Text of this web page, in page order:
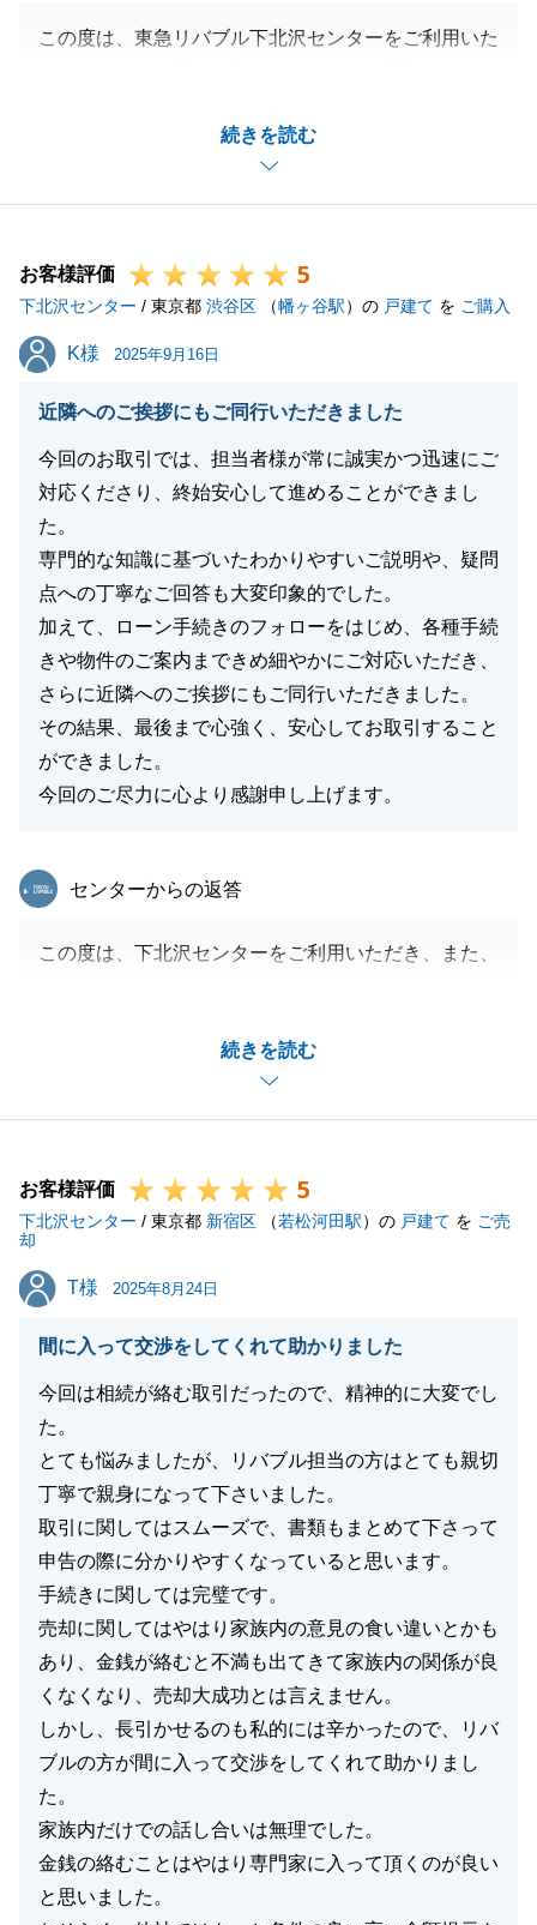
続きを読む
この度は、東急リバブル下北沢センターをご利用いた
ご相談いただいてから約２年。販売開始してから約９
いろいろとありましたが最終的には一番良い買主様に
今後もまた、何かありましたらいつでもお声掛けくだ
さい。
ありがとうございました。
閉じる
お客様評価 5
下北沢センター / 東京都 渋谷区 （幡ヶ谷駅）の 戸建て を ご購入
K様
K様 2025年9月16日
近隣へのご挨拶にもご同行いただきました
今回のお取引では、担当者様が常に誠実かつ迅速にご
対応くださり、終始安心して進めることができまし
た。
専門的な知識に基づいたわかりやすいご説明や、疑問
点への丁寧なご回答も大変印象的でした。
加えて、ローン手続きのフォローをはじめ、各種手続
きや物件のご案内まできめ細やかにご対応いただき、
さらに近隣へのご挨拶にもご同行いただきました。
その結果、最後まで心強く、安心してお取引すること
ができました。
今回のご尽力に心より感謝申し上げます。
続きを読む
東急リバブル
センターからの返答
この度は、下北沢センターをご利用いただき、また、
民泊でのご利用は私にとっても初めての経験でとても
今後も良い物件等がございましたら紹介させていただ
民泊のことは勉強中ですが、不動産取引は長けており
ますので今後もまた、何かありましたらいつでもお声
ありがとうございました。
閉じる
お客様評価 5
下北沢センター / 東京都 新宿区 （若松河田駅）の 戸建て を ご売
却
T様
T様 2025年8月24日
間に入って交渉をしてくれて助かりました
今回は相続が絡む取引だったので、精神的に大変でし
た。
とても悩みましたが、リバブル担当の方はとても親切
丁寧で親身になって下さいました。
取引に関してはスムーズで、書類もまとめて下さって
申告の際に分かりやすくなっていると思います。
手続きに関しては完璧です。
売却に関してはやはり家族内の意見の食い違いとかも
あり、金銭が絡むと不満も出てきて家族内の関係が良
くなくなり、売却大成功とは言えません。
しかし、長引かせるのも私的には辛かったので、リバ
ブルの方が間に入って交渉をしてくれて助かりまし
た。
家族内だけでの話し合いは無理でした。
金銭の絡むことはやはり専門家に入って頂くのが良い
と思いました。